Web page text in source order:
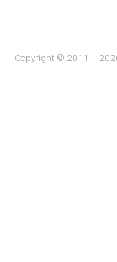
Copyright © 2011 –